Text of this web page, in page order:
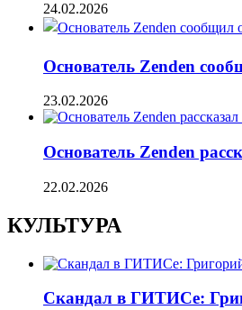
24.02.2026
Основатель Zenden
23.02.2026
Основатель Zenden
22.02.2026
КУЛЬТУРА
Скандал в ГИТИСе: